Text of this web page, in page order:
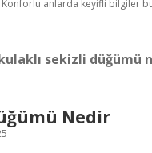
Konforlu anlarda keyifli bilgiler
sekizli düğümü
Nedir